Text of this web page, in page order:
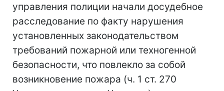
управления полиции начали досудебное
расследование по факту нарушения
установленных законодательством
требований пожарной или техногенной
безопасности, что повлекло за собой
возникновение пожара (ч. 1 ст. 270